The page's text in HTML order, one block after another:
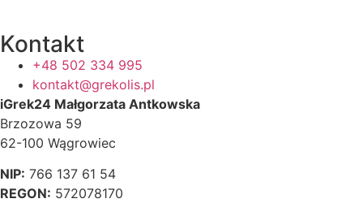
Kontakt
+48 502 334 995
kontakt@grekolis.pl
iGrek24 Małgorzata Antkowska
Brzozowa 59
62-100 Wągrowiec
NIP: 766 137 61 54
REGON: 572078170